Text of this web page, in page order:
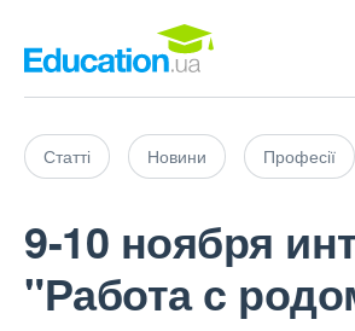
Статті Новини Професії
9-10 ноября
"Работа с